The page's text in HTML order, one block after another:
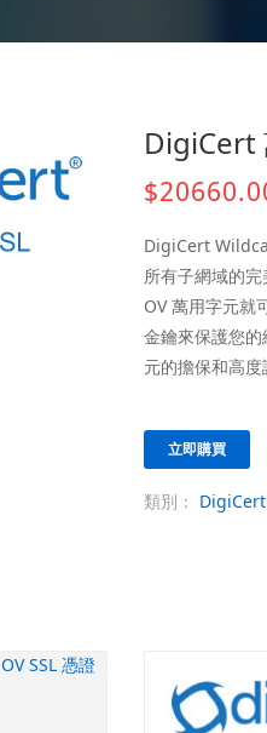
DigiCert
DigiCert
所有子網域的
OV 萬用字元就
金鑰來保護您
元的擔保和高
立即購買
類別： DigiCert